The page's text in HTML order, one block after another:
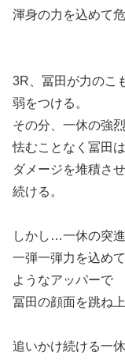
渾身の力を込めて
3R、冨田が力のこ
弱をつける。
その分、一休の強
怯むことなく冨田
ダメージを堆積さ
続ける。
しかし…一休の突
一弾一弾力を込め
ようなアッパーで
冨田の顔面を跳ね
追いかけ続ける一